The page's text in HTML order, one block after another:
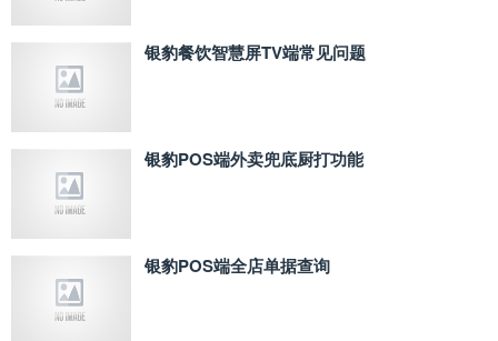
银豹餐饮智慧屏TV端常见问题
银豹POS端外卖兜底厨打功能
银豹POS端全店单据查询